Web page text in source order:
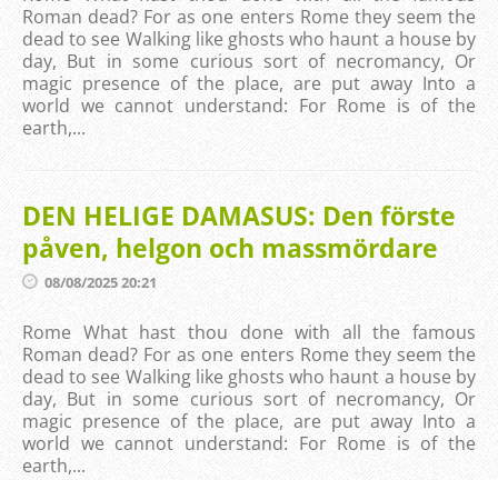
Roman dead? For as one enters Rome they seem the
dead to see Walking like ghosts who haunt a house by
day, But in some curious sort of necromancy, Or
magic presence of the place, are put away Into a
world we cannot understand: For Rome is of the
earth,...
DEN HELIGE DAMASUS: Den förste
påven, helgon och massmördare
08/08/2025 20:21
Rome What hast thou done with all the famous
Roman dead? For as one enters Rome they seem the
dead to see Walking like ghosts who haunt a house by
day, But in some curious sort of necromancy, Or
magic presence of the place, are put away Into a
world we cannot understand: For Rome is of the
earth,...